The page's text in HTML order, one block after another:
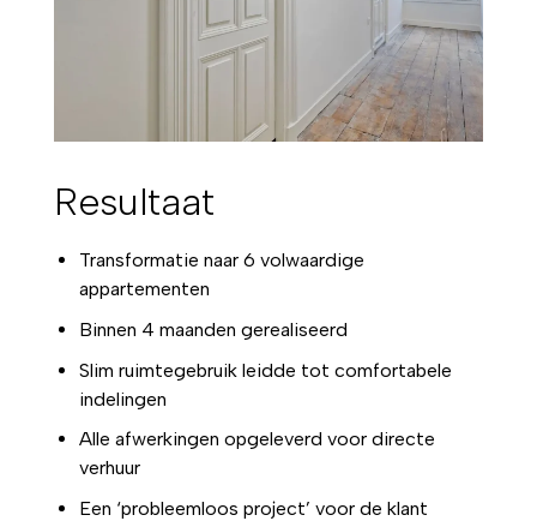
Resultaat
Transformatie naar 6 volwaardige
appartementen
Binnen 4 maanden gerealiseerd
Slim ruimtegebruik leidde tot comfortabele
indelingen
Alle afwerkingen opgeleverd voor directe
verhuur
Een ‘probleemloos project’ voor de klant